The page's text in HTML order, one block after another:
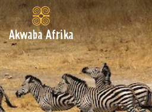
Akwaba Afrika